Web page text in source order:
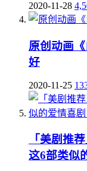
2020-11-28
原创动画
好
2020-11-25
「美剧推
这6部类似